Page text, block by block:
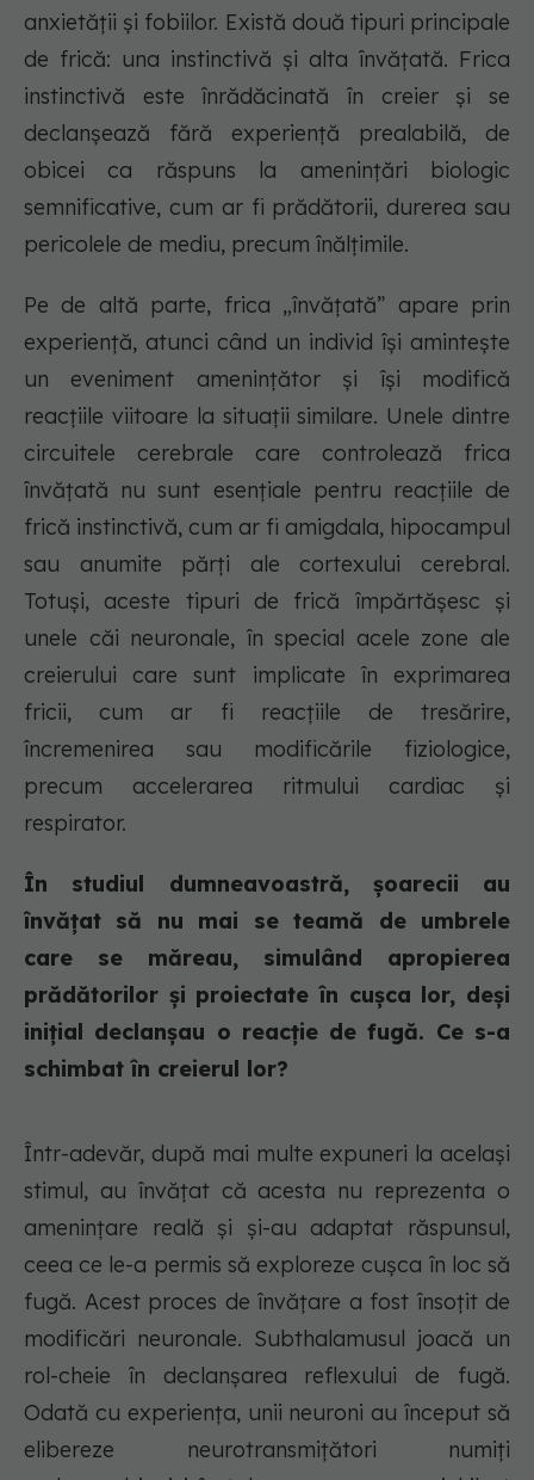
anxietății și fobiilor. Există două tipuri principale
de frică: una instinctivă și alta învățată. Frica
instinctivă este înrădăcinată în creier și se
declanșează fără experiență prealabilă, de
obicei ca răspuns la amenințări biologic
semnificative, cum ar fi prădătorii, durerea sau
pericolele de mediu, precum înălțimile.
Pe de altă parte, frica „învățată” apare prin
experiență, atunci când un individ își amintește
un eveniment amenințător și își modifică
reacțiile viitoare la situații similare. Unele dintre
circuitele cerebrale care controlează frica
învățată nu sunt esențiale pentru reacțiile de
frică instinctivă, cum ar fi amigdala, hipocampul
sau anumite părți ale cortexului cerebral.
Totuși, aceste tipuri de frică împărtășesc și
unele căi neuronale, în special acele zone ale
creierului care sunt implicate în exprimarea
fricii, cum ar fi reacțiile de tresărire,
încremenirea sau modificările fiziologice,
precum accelerarea ritmului cardiac și
respirator.
În studiul dumneavoastră, șoarecii au
învățat să nu mai se teamă de umbrele
care se măreau, simulând apropierea
prădătorilor și proiectate în cușca lor, deși
inițial declanșau o reacție de fugă. Ce s-a
schimbat în creierul lor?
Într-adevăr, după mai multe expuneri la același
stimul, au învățat că acesta nu reprezenta o
amenințare reală și și-au adaptat răspunsul,
ceea ce le-a permis să exploreze cușca în loc să
fugă. Acest proces de învățare a fost însoțit de
modificări neuronale. Subthalamusul joacă un
rol-cheie în declanșarea reflexului de fugă.
Odată cu experiența, unii neuroni au început să
elibereze neurotransmițători numiți